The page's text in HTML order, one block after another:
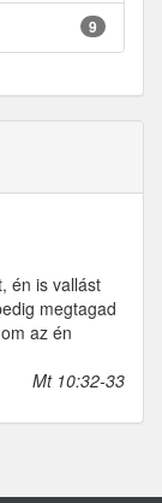
9
én is vallást
megtagad
az én
Mt 10:32-33